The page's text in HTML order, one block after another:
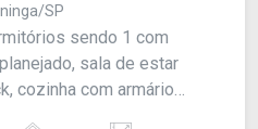
SP
sendo 1 com
sala de estar
cozinha com armário